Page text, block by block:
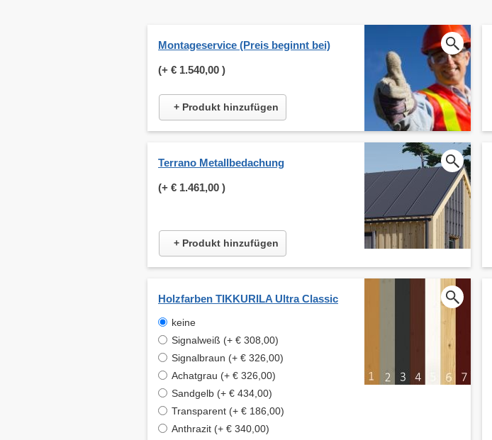
Montageservice (Preis beginnt bei)
(+ € 1.540,00 )
+ Produkt hinzufügen
Terrano Metallbedachung
(+ € 1.461,00 )
+ Produkt hinzufügen
Holzfarben TIKKURILA Ultra Classic
keine
Signalweiß (+ € 308,00)
Signalbraun (+ € 326,00)
Achatgrau (+ € 326,00)
Sandgelb (+ € 434,00)
Transparent (+ € 186,00)
Anthrazit (+ € 340,00)